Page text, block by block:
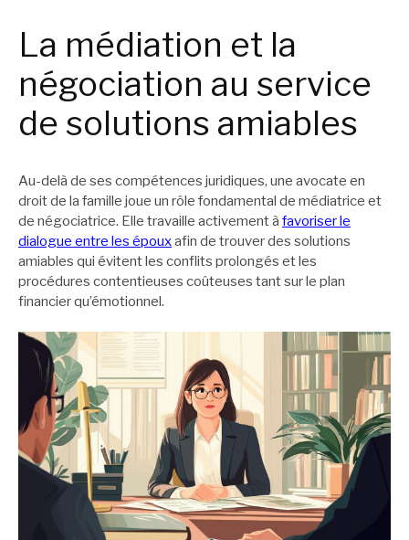
La médiation et la
négociation au service
de solutions amiables
Au-delà de ses compétences juridiques, une avocate en
droit de la famille joue un rôle fondamental de médiatrice et
de négociatrice. Elle travaille activement à favoriser le
dialogue entre les épouxafin de trouver des solutions
amiables qui évitent les conflits prolongés et les
procédures contentieuses coûteuses tant sur le plan
financier qu’émotionnel.